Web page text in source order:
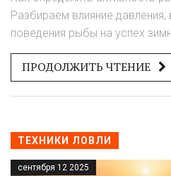
Разбираем влияние давления,
поведения рыбы на успех
Практические советы для
ПРОДОЛЖИТЬ ЧТЕНИЕ
ТЕХНИКИ ЛОВЛИ
сентября 12 2025